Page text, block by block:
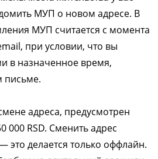
МУП о новом адресе. В
МУП считается с момента
при условии, что вы
в назначенное время,
письме.
адреса, предусмотрен
000 RSD. Сменить адрес
делается только оффлайн.